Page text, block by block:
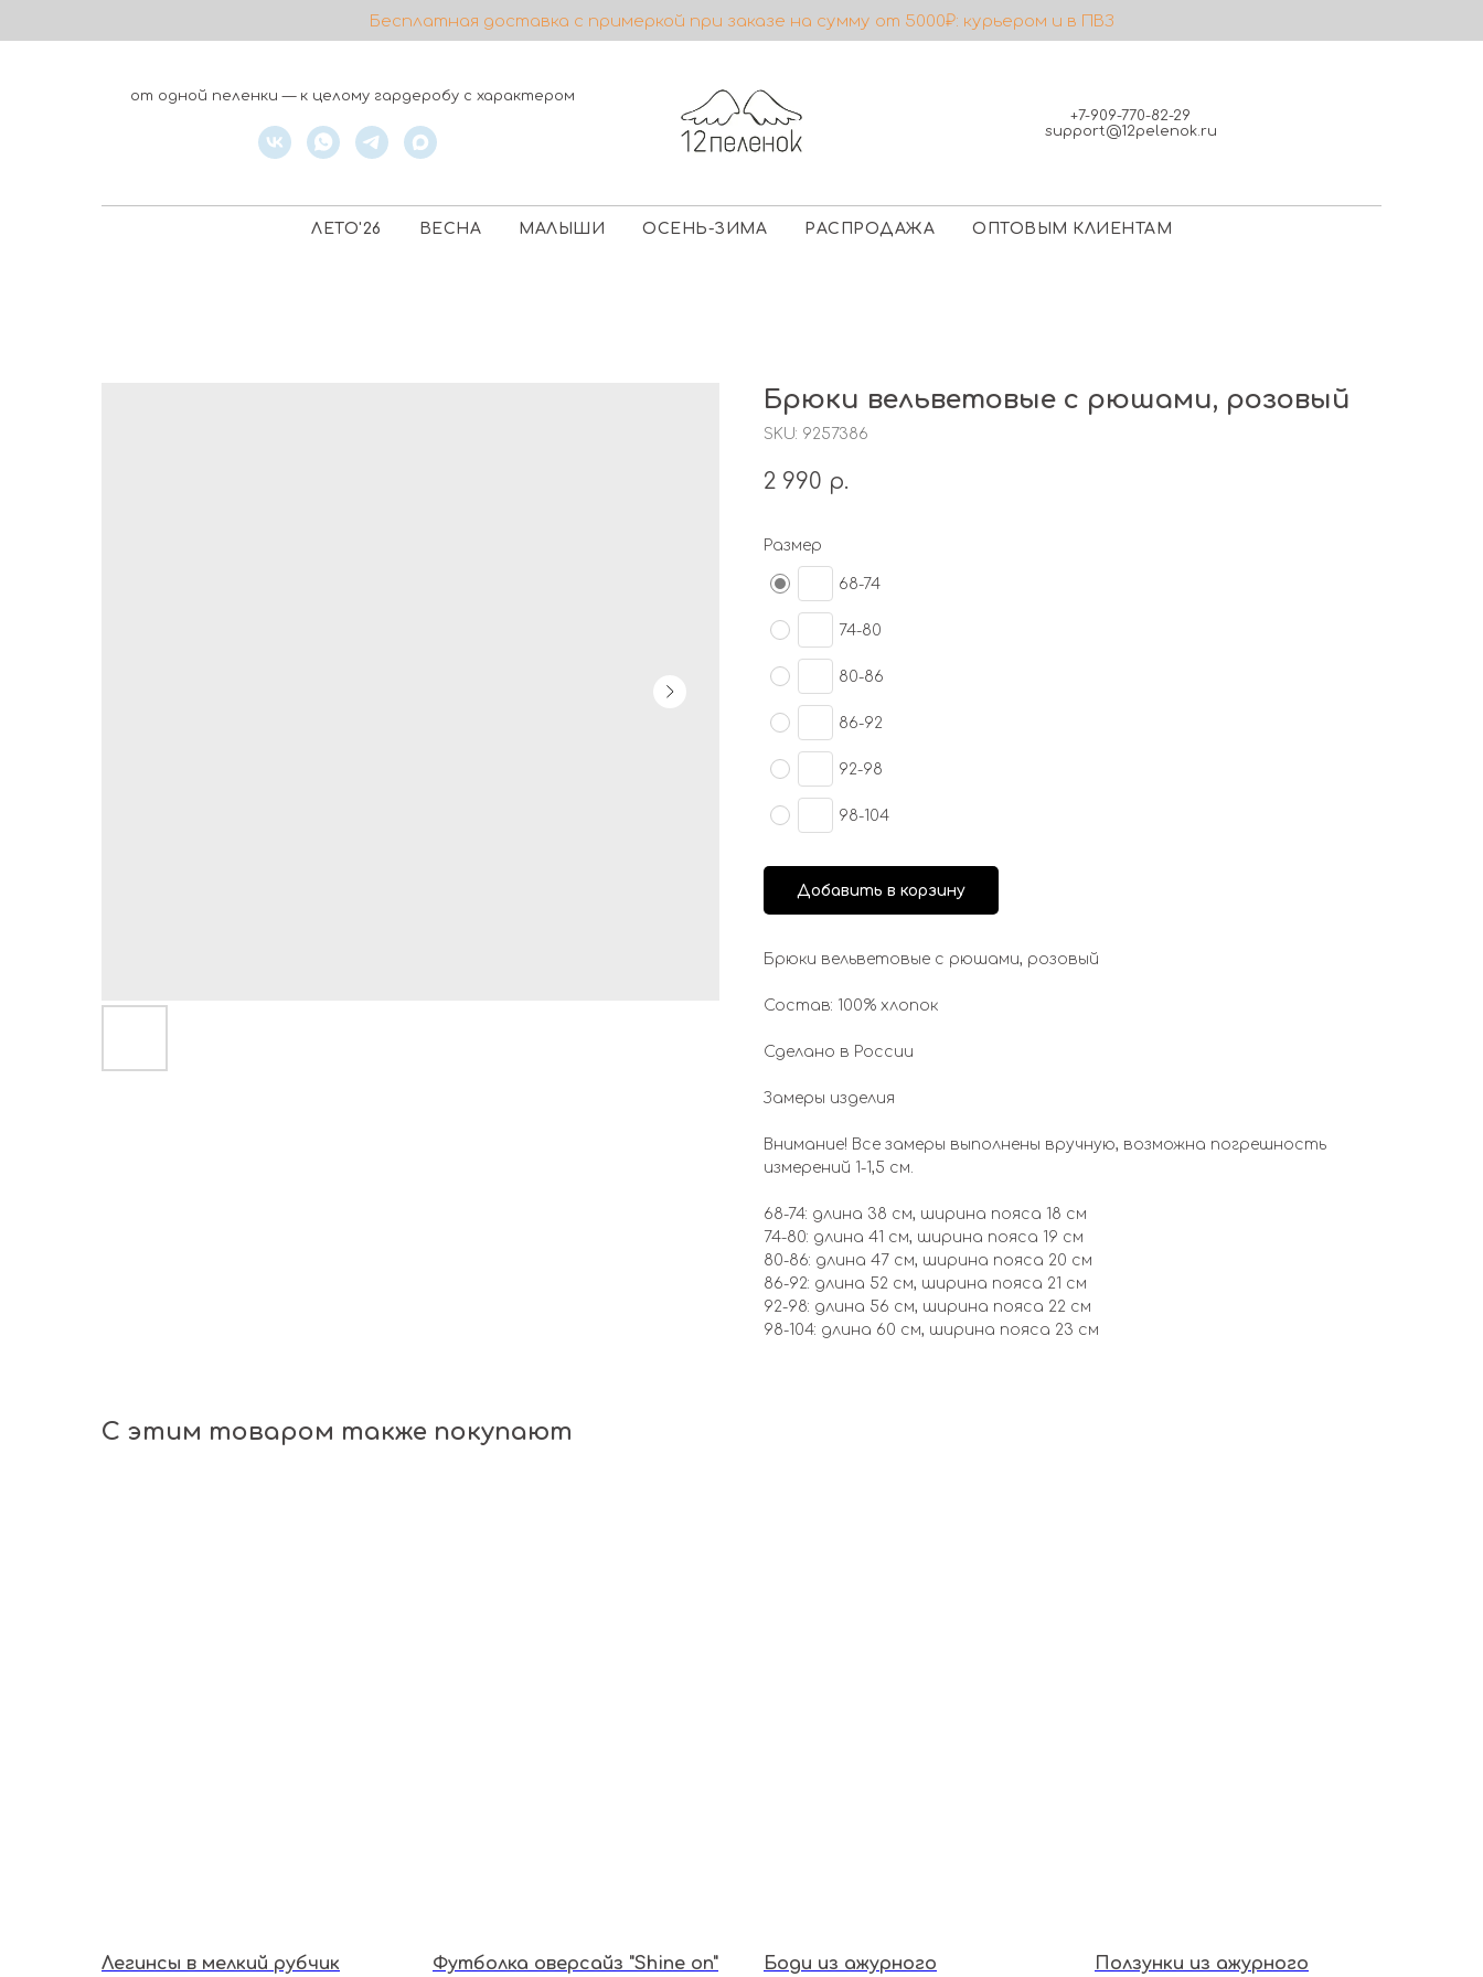
Бесплатная доставка с примеркой при заказе на сумму от 5000₽: курьером и в ПВЗ
от одной пеленки — к целому гардеробу с характером
+7-909-770-82-29
support@12pelenok.ru
ЛЕТО'26 ВЕСНА МАЛЫШИ ОСЕНЬ-ЗИМА РАСПРОДАЖА ОПТОВЫМ КЛИЕНТАМ
Брюки вельветовые с рюшами, розовый
SKU: 9257386
2 990 р.
Размер
68-74
74-80
80-86
86-92
92-98
98-104
Добавить в корзину
Брюки вельветовые с рюшами, розовый
Состав: 100% хлопок
Сделано в России
Замеры изделия
Внимание! Все замеры выполнены вручную, возможна погрешность
измерений 1-1,5 см.
68-74: длина 38 см, ширина пояса 18 см
74-80: длина 41 см, ширина пояса 19 см
80-86: длина 47 см, ширина пояса 20 см
86-92: длина 52 см, ширина пояса 21 см
92-98: длина 56 см, ширина пояса 22 см
98-104: длина 60 см, ширина пояса 23 см
С этим товаром также покупают
Легинсы в мелкий рубчик Футболка оверсайз "Shine on" Боди из ажурного Ползунки из ажурного